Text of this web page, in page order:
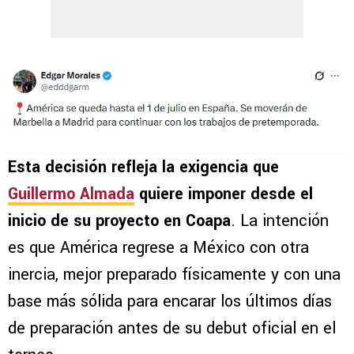
Esta decisión refleja la exigencia que
Guillermo Almada quiere imponer desde el
inicio de su proyecto en Coapa. La intención
es que América regrese a México con otra
inercia, mejor preparado físicamente y con una
base más sólida para encarar los últimos días
de preparación antes de su debut oficial en el